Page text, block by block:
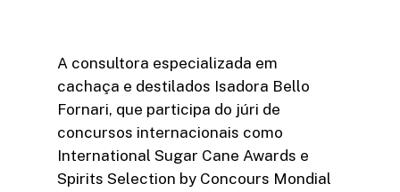
A consultora especializada em
cachaça e destilados Isadora Bello
Fornari, que participa do júri de
concursos internacionais como
International Sugar Cane Awards e
Spirits Selection by Concours Mondial